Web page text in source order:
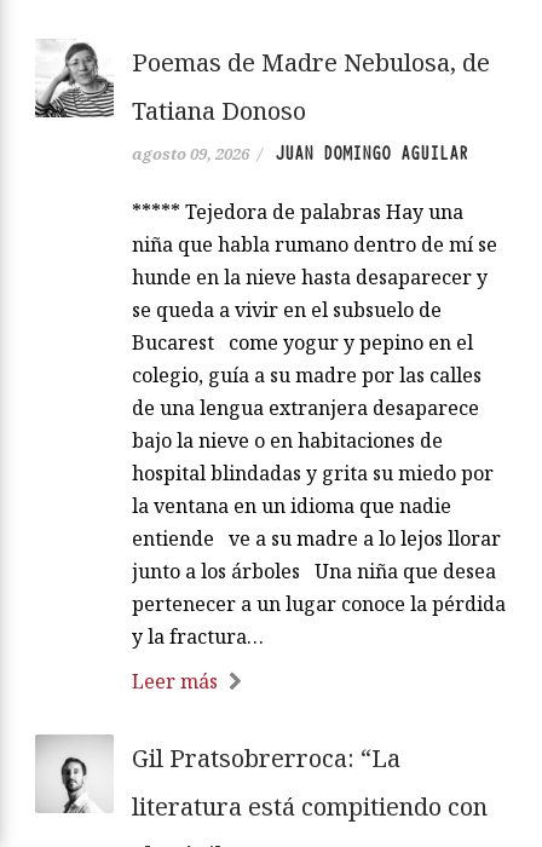
Poemas de Madre Nebulosa, de
Tatiana Donoso
agosto 09, 2026 / JUAN DOMINGO AGUILAR
***** Tejedora de palabras Hay una
niña que habla rumano dentro de mí se
hunde en la nieve hasta desaparecer y
se queda a vivir en el subsuelo de
Bucarest come yogur y pepino en el
colegio, guía a su madre por las calles
de una lengua extranjera desaparece
bajo la nieve o en habitaciones de
hospital blindadas y grita su miedo por
la ventana en un idioma que nadie
entiende ve a su madre a lo lejos llorar
junto a los árboles Una niña que desea
pertenecer a un lugar conoce la pérdida
y la fractura…
Leer más
Gil Pratsobrerroca: “La
literatura está compitiendo con